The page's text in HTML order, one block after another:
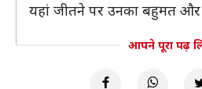
यहां जीतने पर उनका बहुमत और
आपने पूरा पढ़